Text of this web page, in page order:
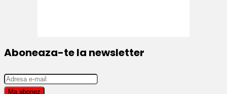
Aboneaza-te la newsletter